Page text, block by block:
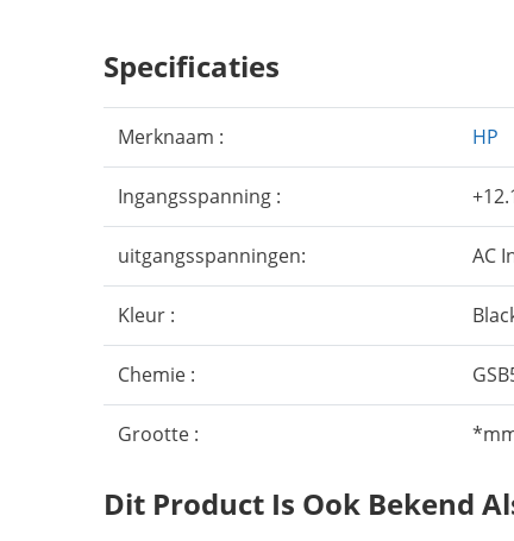
Specificaties
Merknaam : HP
Ingangsspanning :
uitgangsspanningen: AC
Kleur :
Chemie :
Grootte :
Dit Product Is Ook Bekend